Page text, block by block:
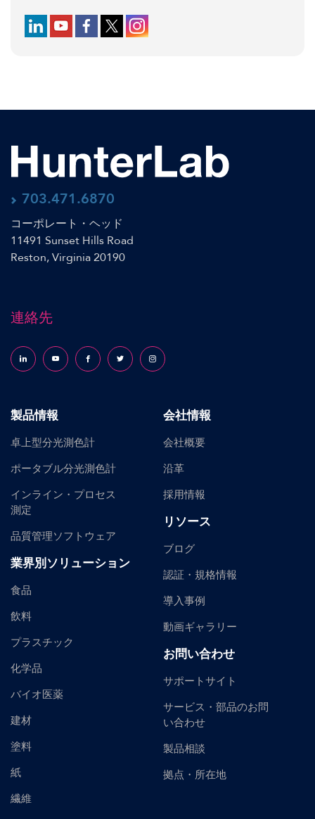
Follow us on LinkedIn
Follow us on YouTube
Follow us on Facebook
Follow us on X (formerly Twitter)
Follow us on Instagram
703.471.6870
コーポレート・ヘッド
11491 Sunset Hills Road
Reston, Virginia 20190
連絡先
Follow us on LinkedInFollow us on YouTubeFollow us on Facebook
Follow us on X (formerly Twitter)
Follow us on Instagram
製品情報
卓上型分光測色計
ポータブル分光測色計
インライン・プロセス
測定
品質管理ソフトウェア
業界別ソリューション
食品
飲料
プラスチック
化学品
バイオ医薬
建材
塗料
紙
繊維
会社情報
会社概要
沿革
採用情報
リソース
ブログ
認証・規格情報
導入事例
動画ギャラリー
お問い合わせ
サポートサイト
サービス・部品のお問
い合わせ
製品相談
拠点・所在地